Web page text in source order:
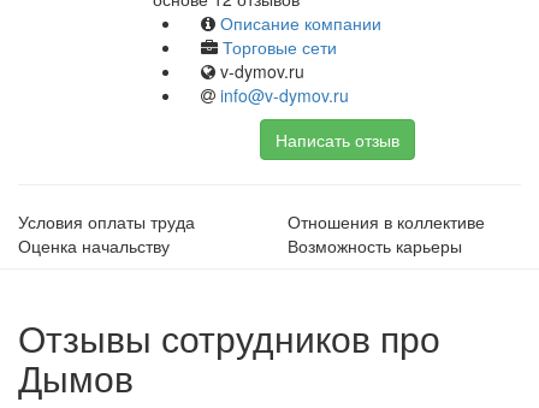
Описание компании
Торговые сети
v-dymov.ru
info@v-dymov.ru
Написать отзыв
Условия оплаты труда
Отношения в коллективе
Оценка начальству
Возможность карьеры
Отзывы сотрудников про
Дымов